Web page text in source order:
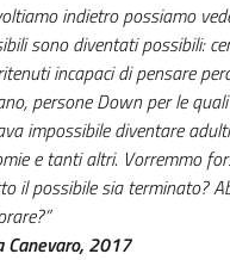
indietro possiamo
sono diventati possibili:
incapaci di pensare
persone Down per le quali
impossibile diventare
e tanti altri. Vorremmo
il possibile sia terminato?
Canevaro, 2017